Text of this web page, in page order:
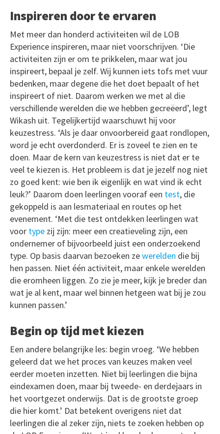
Inspireren door te ervaren
Met meer dan honderd activiteiten wil de LOB
Experience inspireren, maar niet voorschrijven. ‘Die
activiteiten zijn er om te prikkelen, maar wat jou
inspireert, bepaal je zelf. Wij kunnen iets tofs met vuur
bedenken, maar degene die het doet bepaalt of het
inspireert of niet. Daarom werken we met al die
verschillende werelden die we hebben gecreëerd’, legt
Wikash uit. Tegelijkertijd waarschuwt hij voor
keuzestress. ‘Als je daar onvoorbereid gaat rondlopen,
word je echt overdonderd. Er is zoveel te zien en te
doen. Maar de kern van keuzestress is niet dat er te
veel te kiezen is. Het probleem is dat je jezelf nog niet
zo goed kent: wie ben ik eigenlijk en wat vind ik echt
leuk?’ Daarom doen leerlingen vooraf een test, die
gekoppeld is aan lesmateriaal en routes op het
evenement. ‘Met die test ontdekken leerlingen wat
voor type zij zijn: meer een creatieveling zijn, een
ondernemer of bijvoorbeeld juist een onderzoekend
type. Op basis daarvan bezoeken zewerelden die bij
hen passen. Niet één activiteit, maar enkele werelden
die eromheen liggen. Zo zie je meer, kijk je breder dan
wat je al kent, maar wel binnen hetgeen wat bij je zou
kunnen passen.’
Begin op tijd met kiezen
Een andere belangrijke les: begin vroeg. ‘We hebben
geleerd dat we het proces van keuzes maken veel
eerder moeten inzetten. Niet bij leerlingen die bijna
eindexamen doen, maar bij tweede- en derdejaars in
het voortgezet onderwijs. Dat is de grootste groep
die hier komt.’ Dat betekent overigens niet dat
leerlingen die al zeker zijn, niets te zoeken hebben op